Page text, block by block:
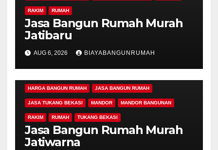
RAKIM RUMAH
Jasa Bangun Rumah Murah
Jatibaru
AUG 6, 2026 BIAYABANGUNRUMAH
BIAYA BANGUN RUMAH 2 LANTAI
BIAYA BANGUN RUMAH MINIMALIS
HARGA BANGUN RUMAH JASA BANGUN RUMAH
JASA TUKANG BEKASI MANDOR MANDOR BANGUNAN
RAKIM RUMAH TUKANG BEKASI
Jasa Bangun Rumah Murah
Jatiwarna